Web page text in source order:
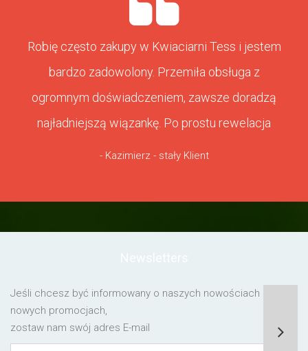
Robię często zakupy w Kwiaciarni Tess i jestem
bardzo zadowolony. Przemiła obsługa z
ogromnym doświadczeniem, zawsze doradzą
najładniejszą wiązankę. Po prostu rewelacja
- Kazimierz - stały Klient
Jeśli chcesz być informowany o naszych nowościach lub o
nowych promocjach,
zostaw nam swój adres E-mail